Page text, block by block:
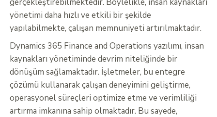
gerçekleştirebilmektedir. Böylelikle, insan kaynakları
yönetimi daha hızlı ve etkili bir şekilde
yapılabilmekte, çalışan memnuniyeti artırılmaktadır.
Dynamics 365 Finance and Operations yazılımı, insan
kaynakları yönetiminde devrim niteliğinde bir
dönüşüm sağlamaktadır. İşletmeler, bu entegre
çözümü kullanarak çalışan deneyimini geliştirme,
operasyonel süreçleri optimize etme ve verimliliği
artırma imkanına sahip olmaktadır. Bu sayede,